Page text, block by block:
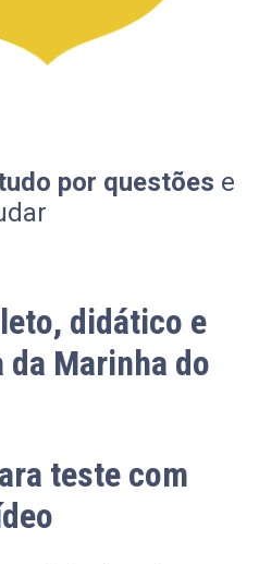
por questões e
didático e
Marinha do
teste com